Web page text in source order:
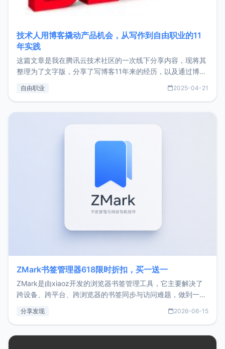
技术人用博客撬动产品机会，从写作到自由职业的11
年实践
这篇文章是我在腾讯云技术社区的一次线下分享内容，现将其
整理为了文字版，分享了写博客11年来的经历，以及通过博客
了我的首个产品ImgURL的真实数据和产品现状。自我介绍大
自由职业 2025-04-21
ZMark书签管理器618限时折扣，买一送一
ZMark是由xiaoz开发的浏览器书签管理工具，它主要解决了
跨设备、跨平台、跨浏览器的书签同步与访问难题，做到一处
用，让管理更高效。ZMark官网地址：
分享发现 2026-06-15